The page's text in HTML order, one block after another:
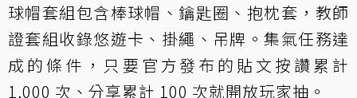
球帽套組包含棒球帽、鑰匙圈、抱枕套，教師
證套組收錄悠遊卡、掛繩、吊牌。集氣任務達
成的條件，只要官方發布的貼文按讚累計
1,000 次、分享累計 100 次就開放玩家抽。